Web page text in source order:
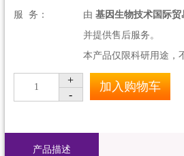
服 务： 由 基因生物技术国际贸
并提供售后服务。
本产品仅限科研用途，
1
+
-
加入购物车
产品描述